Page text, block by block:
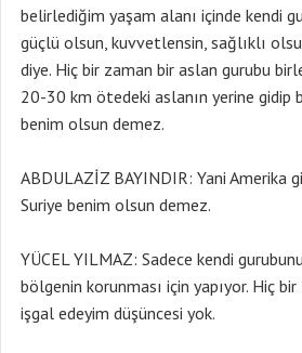
belirlediğim yaşam alanı içinde kendi
güçlü olsun, kuvvetlensin, sağlıklı
diye. Hiç bir zaman bir aslan gurubu
20-30 km ötedeki aslanın yerine gidip
benim olsun demez.
ABDULAZİZ BAYINDIR: Yani Amerika
Suriye benim olsun demez.
YÜCEL YILMAZ: Sadece kendi
bölgenin korunması için yapıyor. Hiç
işgal edeyim düşüncesi yok.